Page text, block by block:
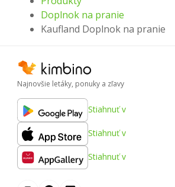
Doplnok na pranie
Kaufland Doplnok na pranie
Najnovšie letáky, ponuky a zľavy
Stiahnuť v
Stiahnuť v
Stiahnuť v